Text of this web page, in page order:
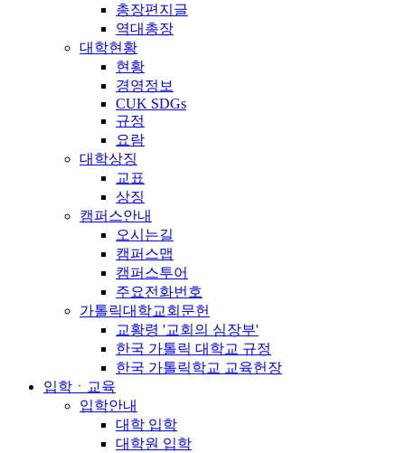
총장편지글
역대총장
대학현황
현황
경영정보
CUK SDGs
규정
요람
대학상징
교표
상징
캠퍼스안내
오시는길
캠퍼스맵
캠퍼스투어
주요전화번호
가톨릭대학교회문헌
교황령 '교회의 심장부'
한국 가톨릭 대학교 규정
한국 가톨릭학교 교육헌장
입학ㆍ교육
입학안내
대학 입학
대학원 입학